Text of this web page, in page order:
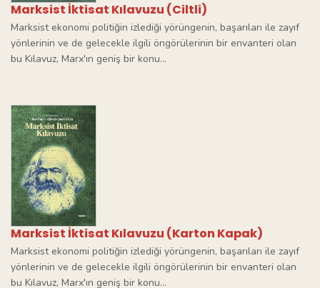
Marksist İktisat Kılavuzu (Ciltli)
Marksist ekonomi politiğin izlediği yörüngenin, başarıları ile zayıf
yönlerinin ve de gelecekle ilgili öngörülerinin bir envanteri olan
bu Kılavuz, Marx'ın geniş bir konu...
Marksist İktisat Kılavuzu (Karton Kapak)
Marksist ekonomi politiğin izlediği yörüngenin, başarıları ile zayıf
yönlerinin ve de gelecekle ilgili öngörülerinin bir envanteri olan
bu Kılavuz, Marx'ın geniş bir konu...